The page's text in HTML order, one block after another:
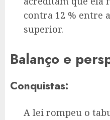
contra 12 % entre
superior.
Balanço e
Conquistas:
A lei rompeu o